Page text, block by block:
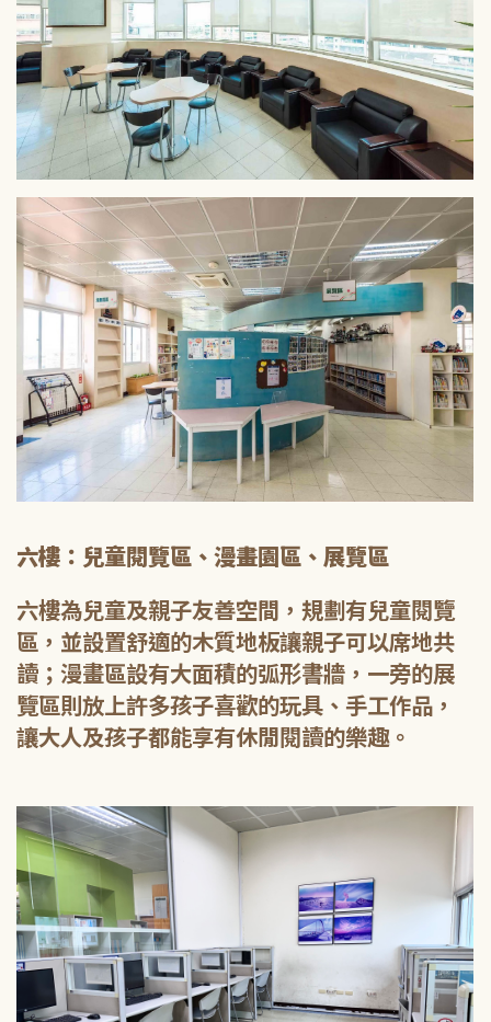
六樓：兒童閱覽區、漫畫園區、展覽區
六樓為兒童及親子友善空間，規劃有兒童閱覽
區，並設置舒適的木質地板讓親子可以席地共
讀；漫畫區設有大面積的弧形書牆，一旁的展
覽區則放上許多孩子喜歡的玩具、手工作品，
讓大人及孩子都能享有休閒閱讀的樂趣。